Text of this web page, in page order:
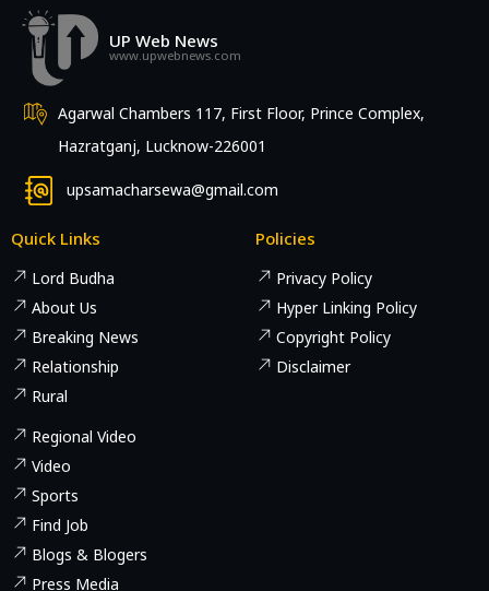
UP Web News
www.upwebnews.com
Agarwal Chambers 117, First Floor, Prince Complex,
Hazratganj, Lucknow-226001
upsamacharsewa@gmail.com
Quick Links
Lord Budha
About Us
Breaking News
Relationship
Rural
Regional Video
Video
Sports
Find Job
Blogs & Blogers
Press Media
Policies
Privacy Policy
Hyper Linking Policy
Copyright Policy
Disclaimer